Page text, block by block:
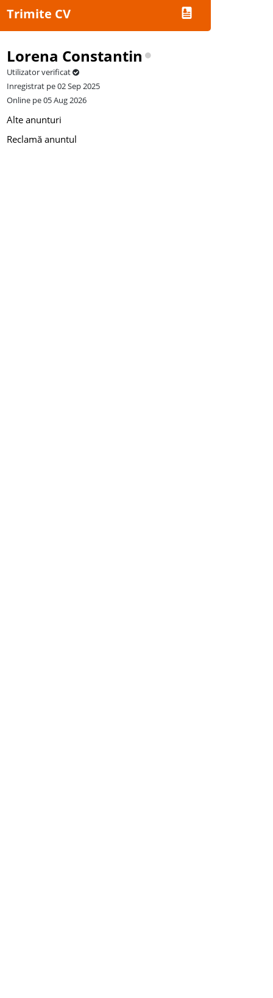
Trimite CV
Lorena Constantin
Utilizator verificat
Inregistrat pe 02 Sep 2025
Online pe 05 Aug 2026
Alte anunturi
Reclamă anuntul